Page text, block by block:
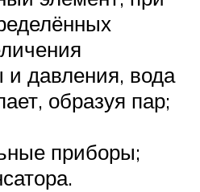
и давления, вода
образуя пар;
приборы;